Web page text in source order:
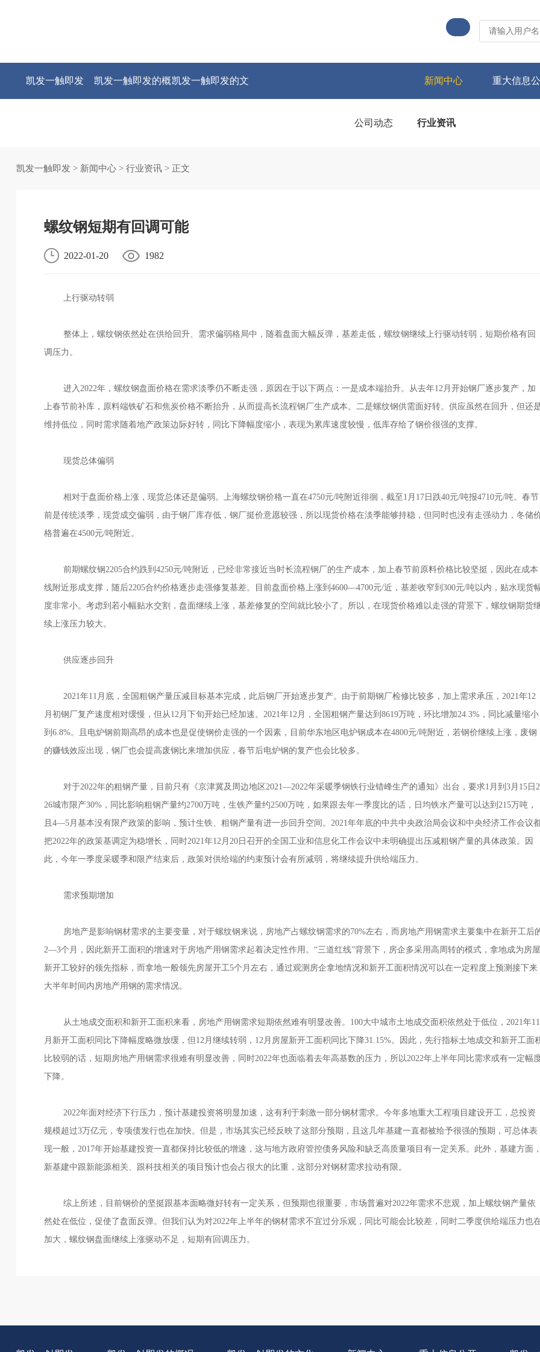
凯发一触即发 凯发一触即发的概凯发一触即发的文 新闻中心 重大信息
公司动态 行业资讯
凯发一触即发> 新闻中心> 行业资讯> 正文
螺纹钢短期有回调可能
2022-01-20 1982
上行驱动转弱
整体上，螺纹钢依然处在供给回升、需求偏弱格局中，随着盘面大幅反弹，基差走低，螺纹钢继续上行驱动转弱，短期价格有回
调压力。
进入2022年，螺纹钢盘面价格在需求淡季仍不断走强，原因在于以下两点：一是成本端抬升。从去年12月开始钢厂逐步复产，加
上春节前补库，原料端铁矿石和焦炭价格不断抬升，从而提高长流程钢厂生产成本。二是螺纹钢供需面好转。供应虽然在回升，但还
维持低位，同时需求随着地产政策边际好转，同比下降幅度缩小，表现为累库速度较慢，低库存给了钢价很强的支撑。
现货总体偏弱
相对于盘面价格上涨，现货总体还是偏弱。上海螺纹钢价格一直在4750元/吨附近徘徊，截至1月17日跌40元/吨报4710元/吨。春节
前是传统淡季，现货成交偏弱，由于钢厂库存低，钢厂挺价意愿较强，所以现货价格在淡季能够持稳，但同时也没有走强动力，冬储
格普遍在4500元/吨附近。
前期螺纹钢2205合约跌到4250元/吨附近，已经非常接近当时长流程钢厂的生产成本，加上春节前原料价格比较坚挺，因此在成本
线附近形成支撑，随后2205合约价格逐步走强修复基差。目前盘面价格上涨到4600—4700元/近，基差收窄到300元/吨以内，贴水现货
度非常小。考虑到若小幅贴水交割，盘面继续上涨，基差修复的空间就比较小了。所以，在现货价格难以走强的背景下，螺纹钢期货
续上涨压力较大。
供应逐步回升
2021年11月底，全国粗钢产量压减目标基本完成，此后钢厂开始逐步复产。由于前期钢厂检修比较多，加上需求承压，2021年12
月初钢厂复产速度相对缓慢，但从12月下旬开始已经加速。2021年12月，全国粗钢产量达到8619万吨，环比增加24.3%，同比减量缩小
到6.8%。且电炉钢前期高昂的成本也是促使钢价走强的一个因素，目前华东地区电炉钢成本在4800元/吨附近，若钢价继续上涨，废钢
的赚钱效应出现，钢厂也会提高废钢比来增加供应，春节后电炉钢的复产也会比较多。
对于2022年的粗钢产量，目前只有《京津冀及周边地区2021—2022年采暖季钢铁行业错峰生产的通知》出台，要求1月到3月15日2
26城市限产30%，同比影响粗钢产量约2700万吨，生铁产量约2500万吨，如果跟去年一季度比的话，日均铁水产量可以达到215万吨，
且4—5月基本没有限产政策的影响，预计生铁、粗钢产量有进一步回升空间。2021年年底的中共中央政治局会议和中央经济工作会议
把2022年的政策基调定为稳增长，同时2021年12月20日召开的全国工业和信息化工作会议中未明确提出压减粗钢产量的具体政策。因
此，今年一季度采暖季和限产结束后，政策对供给端的约束预计会有所减弱，将继续提升供给端压力。
需求预期增加
房地产是影响钢材需求的主要变量，对于螺纹钢来说，房地产占螺纹钢需求的70%左右，而房地产用钢需求主要集中在新开工后
2—3个月，因此新开工面积的增速对于房地产用钢需求起着决定性作用。“三道红线”背景下，房企多采用高周转的模式，拿地成为房屋
新开工较好的领先指标，而拿地一般领先房屋开工5个月左右，通过观测房企拿地情况和新开工面积情况可以在一定程度上预测接下来
大半年时间内房地产用钢的需求情况。
从土地成交面积和新开工面积来看，房地产用钢需求短期依然难有明显改善。100大中城市土地成交面积依然处于低位，2021年11
月新开工面积同比下降幅度略微放缓，但12月继续转弱，12月房屋新开工面积同比下降31.15%。因此，先行指标土地成交和新开工面
比较弱的话，短期房地产用钢需求很难有明显改善，同时2022年也面临着去年高基数的压力，所以2022年上半年同比需求或有一定幅
下降。
2022年面对经济下行压力，预计基建投资将明显加速，这有利于刺激一部分钢材需求。今年多地重大工程项目建设开工，总投资
规模超过3万亿元，专项债发行也在加快。但是，市场其实已经反映了这部分预期，且这几年基建一直都被给予很强的预期，可总体表
现一般，2017年开始基建投资一直都保持比较低的增速，这与地方政府管控债务风险和缺乏高质量项目有一定关系。此外，基建方面
新基建中跟新能源相关、跟科技相关的项目预计也会占很大的比重，这部分对钢材需求拉动有限。
综上所述，目前钢价的坚挺跟基本面略微好转有一定关系，但预期也很重要，市场普遍对2022年需求不悲观，加上螺纹钢产量依
然处在低位，促使了盘面反弹。但我们认为对2022年上半年的钢材需求不宜过分乐观，同比可能会比较差，同时二季度供给端压力也
加大，螺纹钢盘面继续上涨驱动不足，短期有回调压力。